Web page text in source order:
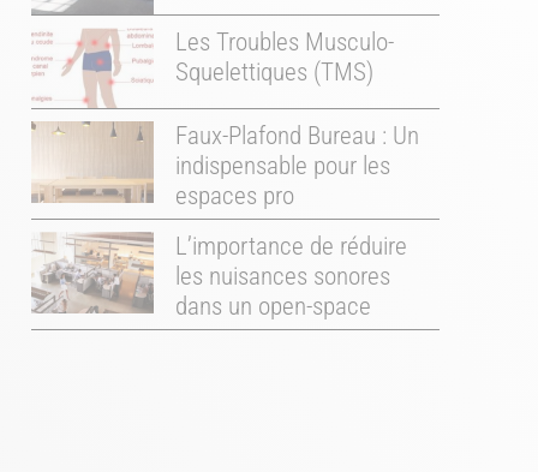
Les Troubles Musculo-
Squelettiques (TMS)
Faux-Plafond Bureau : Un
indispensable pour les
espaces pro
L’importance de réduire
les nuisances sonores
dans un open-space